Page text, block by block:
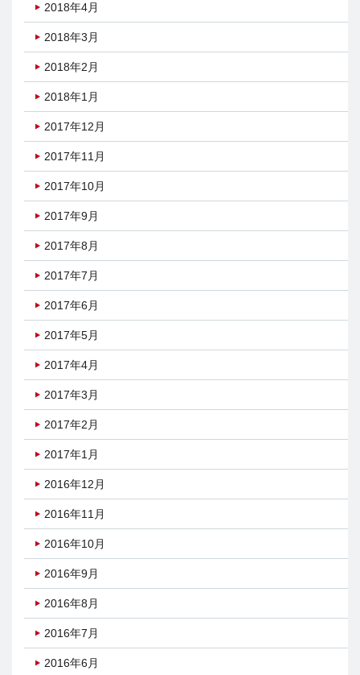
2018年4月
2018年3月
2018年2月
2018年1月
2017年12月
2017年11月
2017年10月
2017年9月
2017年8月
2017年7月
2017年6月
2017年5月
2017年4月
2017年3月
2017年2月
2017年1月
2016年12月
2016年11月
2016年10月
2016年9月
2016年8月
2016年7月
2016年6月